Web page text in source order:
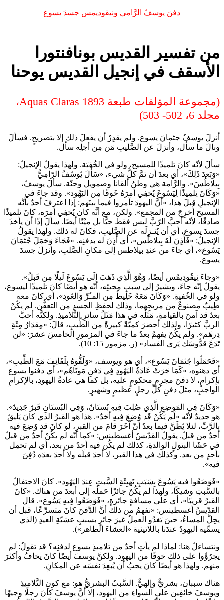
دفنَ يوسفُ الرَّامي ونيقوديمس جسدَ يسوع
من تفسير القديس بونافنتورا
الأسقف في إنجيل القديس يوحنا
(مجموعة المؤلفات طبعة Aquas Claras 1893،
مجلد 6، 502- 503)
أنزلَ يوسفُ جثمانَ يسوع. ولم يقدِرْ أن يفعلَ ذلك إلا بتصريحٍ. فسألَ
ونالَ ما سأل، وأنزلَ عن الصَّليبِ مَن مِن أجلِه سأل.
سألَ لأنّه كانَ تلميذًا للمسيح، ولو في الخُفيَة. ولهذا يقولُ الإنجيلُ:
«وَبَعدَ ذَلِكَ»، أي بعدَ أن تمَّ كلُّ شيء، «سَأَلَ يُوسُفُ الرّامِيُّ
بِيلاطُسَ». والرَّامة هي وطنُ ألقانا وصمويل وحنّة. سألَ يوسفُ،
«وَكَانَ تِلمِيذًا لِيَسُوعَ يُخفِي أمرَهُ خَوفًا مِن اليَهُود». وقد جاءَ في
الإنجيلِ قبلَ هذا، «أنَّ اليهودَ تآمروا فيما بينَهم: إذا اعترفَ أحدٌ بأنَّه
المسيح أُخرِجَ من المجمع». ولكن، مع أنَّه كان يُخفِي أمرَه، كانَ تلميذًا
صادقًا، لأنّه أحبَّ الرّبَّ ليس فقط حيًّا بل ميْتًا أيضًا. سألَ إذًا أن يأخذَ
جسدَ يسوع، أي أن يُنـزِلَه عن الصَّليبِ، فكانَ له ذلك. ولهذا يقولُ
الإنجيلُ: «فَأَذِنَ لَهُ بِيلاطُس»، أي أَذِنَ له بدفنِه. «فَجَاءَ وَحَمَلَ جُثمَانَ
يَسُوع»، أي جاءَ من عندِ بيلاطس إلى مكانِ الصَّلبِ، وأنزلَ جسدَ
يسوع.
«وجاءَ نِيقُودِيمُس أيضًا، وَهُوَ الَّذِي ذَهَبَ إلَى يَسُوعَ لَيلًا مِن قَبلُ».
يقولُ إنّه جاءَ، ويشيرُ إلى سببِ مجيئِه، أنّه هو أيضًا كانَ تلميذًا ليسوع،
ولو في الخُفيةِ. «وَكَانَ مَعَهُ خَلِيطٌ مِن المـُرِّ وَالعُودِ»، أي كانَ معه
طِيبٌ مصنوعٌ من مزيجِهما، وذلك لحفظِ الجسدِ من التعفُّن. لم يكُنْ
بعدُ قد آمنَ بالقيامةِ، مَثَلُه في هذا مَثَلُ سائرِ التَّلاميذِ. ولكنَّه أحبَّ
الربَّ كثيرًا، ولذلك أحضرَ كميّةً كبيرةً من الطِّيبِ، قالَ: «مِقدَارُ مِئَةِ
دِرهَم». ولم يكُنْ يفهمُ بعدُ ما جاءَ في المزمورِ الخامسَ عشرَ: «لن
تَدَعَ قدُّوسَك يَرى الفساد» (ر. مزمور 15: 10).
«فَحَمَلُوا جُثمَانَ يَسُوع»، أي هو ويوسف، «وَلَفُّوهُ بِلَفَائِفَ مَعَ الطِّيبِ»،
أي دهنوه، «كَمَا جَرَتْ عَادَةُ اليَهُودِ فِي دَفنِ مَوتَاهُم»، أي دفنوا يسوع
بإكرامٍ، لا دفنَ مجرِمٍ محكومٍ عليه، بل كما هي عادةُ اليهودِ، بالإكرامِ
الواجبِ، مثلَ دفنِ كلِّ رجلٍ عظيمٍ وشهيرٍ.
«وَكَانَ فِي المَوضِعِ الَّذِي صُلِبَ فِيهِ بُستَانٌ، وَفِي البُستَانِ قَبرٌ جَدِيدٌ».
هو جديدٌ لأنّه «لَم يَكُنْ قَد وُضِعَ فِيهِ أحَدٌ». هذا هو القبرُ الذي كانَ يَليقُ
بالرَّبِّ، لئلا يُظَنَّ فيما بعدُ أنّ آخَرَ قامَ من القبرِ، لو كانَ قد وُضِعَ فيه
أحدٌ من قبلُ. يقولُ القدّيسُ أغسطينس: «كما أنّه لم يكُنْ أحدٌ من قبلُ
في حَشَا البتولِ الوالدةِ، كذلك لم يكُن فيه أحدٌ من بعد، أي لم تحمِل
بأحدٍ من بعد. وكذلك في هذا القبر، لا أحدَ قبلَه ولا أحدَ بعدَه دُفِنَ
فيه».
«فَوَضَعُوا فيه يَسُوعَ بِسَبَبِ تَهيِئَةِ السَّبتِ عِندَ اليَهُود». كانَ الاحتفالُ
بالسَّبتِ وشيكًا، ولهذا لم يكُنْ جائزًا حَملُه إلى أبعدَ من هناك. «كانَ
القبرُ قريبًا»، أي على مسافةٍ جائزةٍ، «فَوَضَعُوا فِيهِ يَسُوع». قال
القدّيسُ أغسطينس: «نفهمُ من ذلك أنَّ الدَّفنَ كانَ متسرِّعًا، قبل أن
يحِلَّ المساءُ، حينَ يَغدُو العملُ غيرَ جائزٍ بسببِ عشيّةِ العيدِ (الذي
يسمِّيه اليهودُ عندَنا باللاتينية «العشاءَ الطاهر»).
ونتساءلُ هنا: لماذا لم يأتِ أحدٌ من تلاميذِ يسوع لدفنِه؟ قد تقولُ: لم
يجرُؤُوا على ذلك خوفًا من اليهود. ولكنَّ يوسفَ أيضًا كانَ يخافُ وأكثرَ
منهم. ولهذا هو أيضًا كانَ يجبُ أن يُبعِدَ نفسَه عن المكانِ.
هناك سببان، بشريٌّ وإلهيٌّ. السَّببُ البشريُّ هو: مع كونِ التَّلاميذِ
ويوسفَ خائفِين على السواءِ من اليهود، إلا أنَّ يوسفَ كانَ رجلًا وجيهًا